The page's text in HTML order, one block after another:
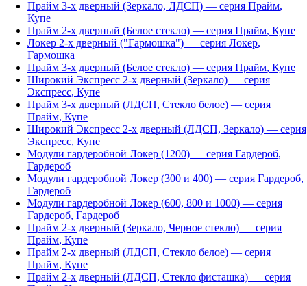
Прайм 3-х дверный (Зеркало, ЛДСП) — серия Прайм,
Купе
Прайм 2-х дверный (Белое стекло) — серия Прайм, Купе
Локер 2-х дверный ("Гармошка") — серия Локер,
Гармошка
Прайм 3-х дверный (Белое стекло) — серия Прайм, Купе
Широкий Экспресс 2-х дверный (Зеркало) — серия
Экспресс, Купе
Прайм 3-х дверный (ЛДСП, Стекло белое) — серия
Прайм, Купе
Широкий Экспресс 2-х дверный (ЛДСП, Зеркало) — серия
Экспресс, Купе
Модули гардеробной Локер (1200) — серия Гардероб,
Гардероб
Модули гардеробной Локер (300 и 400) — серия Гардероб,
Гардероб
Модули гардеробной Локер (600, 800 и 1000) — серия
Гардероб, Гардероб
Прайм 2-х дверный (Зеркало, Черное стекло) — серия
Прайм, Купе
Прайм 2-х дверный (ЛДСП, Стекло белое) — серия
Прайм, Купе
Прайм 2-х дверный (ЛДСП, Стекло фисташка) — серия